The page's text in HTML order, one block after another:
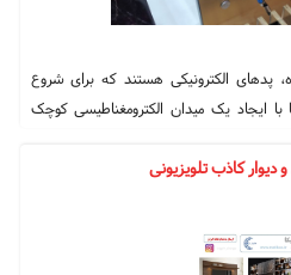
مضطرب و خواهان مسافر هستند.
پدهای الکترونیکی هستند که برای شروع
ایجاد یک میدان الکترومغناطیسی کوچک
است. ایستگاه شارژ معروف تاچ استون
می شوند زیرا برای انتقال و دریافت بار
کاذب تلویزیونی